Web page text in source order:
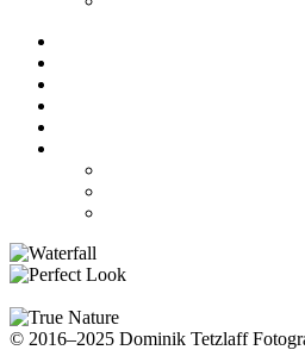
© 2016–2025 Dominik Tetzlaff